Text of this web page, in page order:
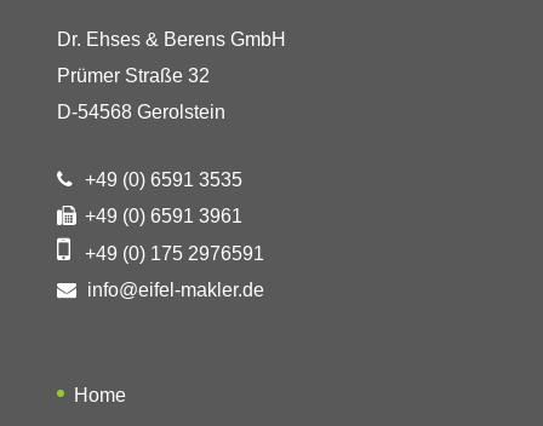
Dr. Ehses & Berens GmbH
Prümer Straße 32
D-54568 Gerolstein
+49 (0) 6591 3535
+49 (0) 6591 3961
+49 (0) 175 2976591
info@eifel-makler.de
Home